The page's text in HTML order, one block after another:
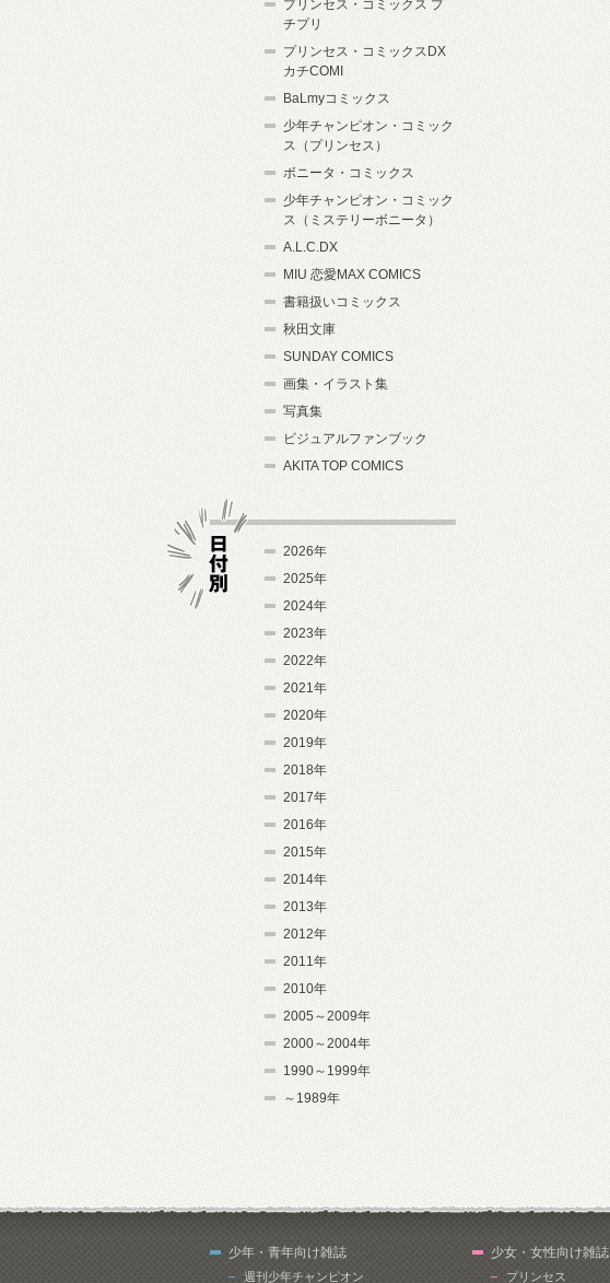
プリンセス・コミックス プ
チプリ
プリンセス・コミックスDX
カチCOMI
BaLmyコミックス
少年チャンピオン・コミック
ス（プリンセス）
ボニータ・コミックス
少年チャンピオン・コミック
ス（ミステリーボニータ）
A.L.C.DX
MIU 恋愛MAX COMICS
書籍扱いコミックス
秋田文庫
SUNDAY COMICS
画集・イラスト集
写真集
ビジュアルファンブック
AKITA TOP COMICS
2026年
2025年
2024年
2023年
2022年
2021年
2020年
2019年
2018年
2017年
2016年
2015年
2014年
2013年
2012年
2011年
2010年
2005～2009年
2000～2004年
1990～1999年
～1989年
少年・青年向け雑誌
週刊少年チャンピオン
少女・女性向け雑誌
プリンセス